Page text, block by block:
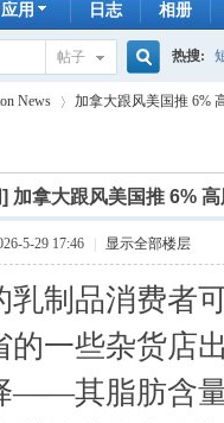
应用 日志 相册
帖子
搜
索
热搜:
手工皂
News
›
加拿大跟风美国推 6%
加拿大跟风美国推 6%
5-29 17:46 显示全部楼层
乳制品消费者
的一些杂货店
——其脂肪含